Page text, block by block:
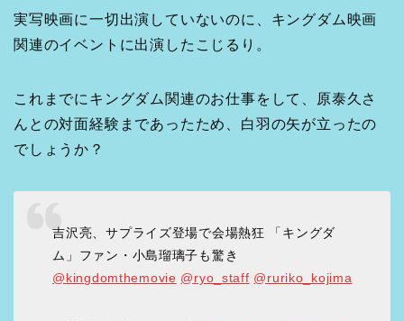
実写映画に一切出演していないのに、キングダム映画
関連のイベントに出演したこじるり。
これまでにキングダム関連のお仕事をして、原泰久さ
んとの対面経験まであったため、白羽の矢が立ったの
でしょうか？
吉沢亮、サプライズ登場で会場熱狂 「キングダ
ム」ファン・小島瑠璃子も驚き
@kingdomthemovie @ryo_staff @ruriko_kojima